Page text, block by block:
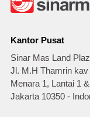
Kantor Pusat
Sinar Mas Land
Jl. M.H Thamrin kav
Menara 1, Lantai 1
Jakarta 10350 -